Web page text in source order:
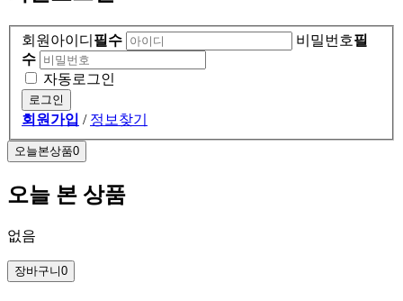
회원아이디 필수 비밀번호필
수
자동로그인
회원가입 / 정보찾기
오늘본상품0
오늘 본 상품
없음
장바구니0